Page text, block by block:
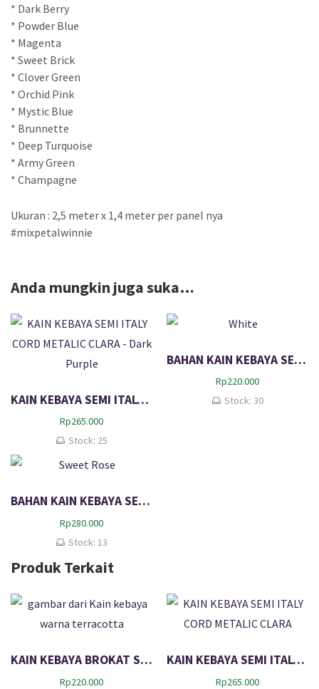
* Dark Berry
* Powder Blue
* Magenta
* Sweet Brick
* Clover Green
* Orchid Pink
* Mystic Blue
* Brunnette
* Deep Turquoise
* Army Green
* Champagne
Ukuran : 2,5 meter x 1,4 meter per panel nya
#mixpetalwinnie
Anda mungkin juga suka…
KAIN KEBAYA SEMI ITALY CORD METALIC CLARA – Dark Purple
Rp265.000
Stock: 25
BAHAN KAIN KEBAYA SEMI ITALY KYARRA – White
Rp220.000
Stock: 30
BAHAN KAIN KEBAYA SEMI ITALY METALIC ALESHA – Sweet Rose
Rp280.000
Stock: 13
Produk Terkait
KAIN KEBAYA BROKAT SEMI PERANCIS DANTE
Rp220.000
KAIN KEBAYA SEMI ITALY CORD METALIC CLARA
Rp265.000